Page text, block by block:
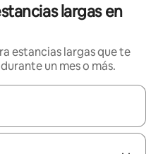
largas en
estancias largas que te
un mes o más.
disponibles, podrás navegar